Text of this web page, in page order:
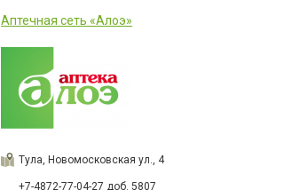
Аптечная сеть «Алоэ»
Тула, Новомосковская ул., 4
+7-4872-77-04-27 доб. 5807